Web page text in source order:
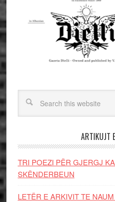
ARTIKUJT
TRI POEZI PËR GJERGJ
SKËNDERBEUN
LETËR E ARKIVIT TE